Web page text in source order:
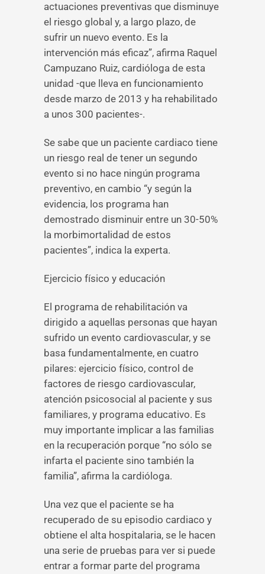
actuaciones preventivas que disminuye
el riesgo global y, a largo plazo, de
sufrir un nuevo evento. Es la
intervención más eficaz”, afirma Raquel
Campuzano Ruiz, cardióloga de esta
unidad -que lleva en funcionamiento
desde marzo de 2013 y ha rehabilitado
a unos 300 pacientes-.
Se sabe que un paciente cardiaco tiene
un riesgo real de tener un segundo
evento si no hace ningún programa
preventivo, en cambio “y según la
evidencia, los programa han
demostrado disminuir entre un 30-50%
la morbimortalidad de estos
pacientes”, indica la experta.
Ejercicio físico y educación
El programa de rehabilitación va
dirigido a aquellas personas que hayan
sufrido un evento cardiovascular, y se
basa fundamentalmente, en cuatro
pilares: ejercicio físico, control de
factores de riesgo cardiovascular,
atención psicosocial al paciente y sus
familiares, y programa educativo. Es
muy importante implicar a las familias
en la recuperación porque “no sólo se
infarta el paciente sino también la
familia”, afirma la cardióloga.
Una vez que el paciente se ha
recuperado de su episodio cardiaco y
obtiene el alta hospitalaria, se le hacen
una serie de pruebas para ver si puede
entrar a formar parte del programa